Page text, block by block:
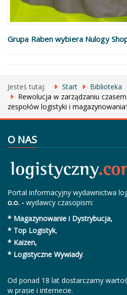
Grupa Raben wybiera Nulogy
Jesteś tutaj: Start Biblioteka
Rewolucja w zarządzaniu
zespołów logistyki i
O NAS
Portal informacyjny wydawnictwa
o.o. - wydawcy czasopism:
* Magazynowanie i Dystrybucja,
* Top Logistyk,
* Kaizen,
* Logistyczne Wywiady.
Od ponad 18 lat dostarczamy
w prasie i internecie.